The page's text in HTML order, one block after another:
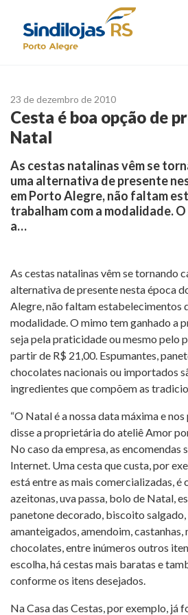
23 de dezembro de 2010
Cesta é boa opção de
Natal
As cestas natalinas vêm se
uma alternativa de presente
em Porto Alegre, não faltam
trabalham com a modalidade.
a…
As cestas natalinas vêm se tornando
alternativa de presente nesta época
Alegre, não faltam estabelecimentos
modalidade. O mimo tem ganhado a
seja pela praticidade ou mesmo pelo
partir de R$ 21,00. Espumantes,
chocolates nacionais ou importados
ingredientes que compõem as
“O Natal é a nossa data máxima e
disse a proprietária do ateliê Amor
No caso da empresa, as encomendas
Internet. Uma cesta que custa, por
está entre as mais comercializadas,
azeitonas, uva passa, bolo de Natal,
panetone decorado, biscoito
amanteigados, amendoim,
chocolates, entre inúmeros outros
escolha, há cestas mais baratas e
conforme os itens desejados.
Na Casa das Cestas, por exemplo, já